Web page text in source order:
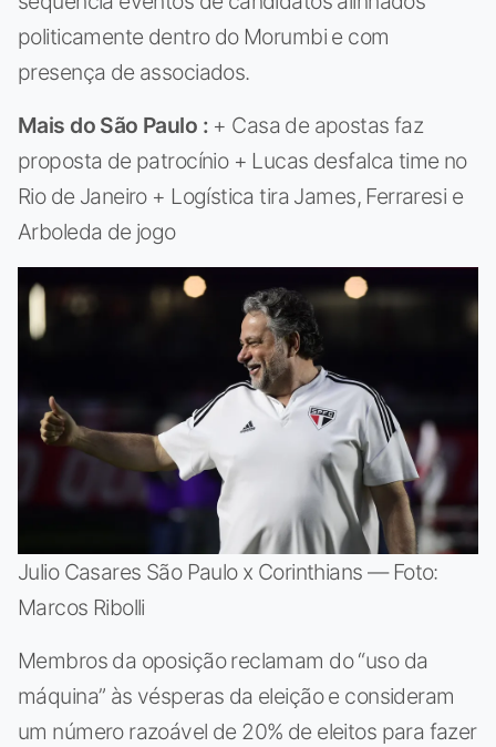
politicamente dentro do Morumbi e com
presença de associados.
Mais do São Paulo : + Casa de apostas faz
proposta de patrocínio + Lucas desfalca time no
Rio de Janeiro + Logística tira James, Ferraresi e
Arboleda de jogo
Julio Casares São Paulo x Corinthians — Foto:
Marcos Ribolli
Membros da oposição reclamam do “uso da
máquina” às vésperas da eleição e consideram
um número razoável de 20% de eleitos para fazer